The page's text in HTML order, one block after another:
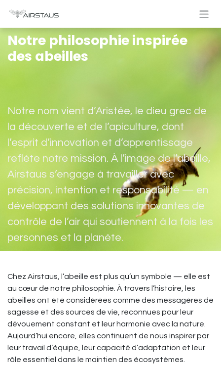
Notre philosophie inspirée
des abeilles
Notre nom vient d’Aristée, le dieu grec de
la découverte et de l’apiculture, dont
l’esprit d’innovation et d’apprentissage
reflète notre mission. À l’image de l’abeille,
Airstaus s’engage à travailler avec
précision, intention et responsabilité — en
développant des solutions innovantes de
contrôle de l’air qui soutiennent à la fois les
personnes et la planète.
Chez Airstaus, l’abeille est plus qu’un symbole — elle est
au cœur de notre philosophie. À travers l’histoire, les
abeilles ont été considérées comme des messagères de
sagesse et des sources de vie, reconnues pour leur
dévouement constant et leur harmonie avec la nature.
Aujourd’hui encore, elles continuent de nous inspirer par
leur travail d’équipe, leur capacité d’adaptation et leur
rôle essentiel dans le maintien des écosystèmes.